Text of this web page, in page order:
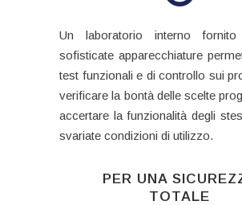
Un laboratorio interno
sofisticate apparecchiature
test funzionali e di controllo sui
verificare la bontà delle scelte
accertare la funzionalità degli
svariate condizioni di utilizzo.
PER UNA
TOTALE